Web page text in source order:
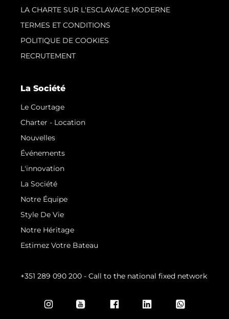
LA CHARTE SUR L'ESCLAVAGE MODERNE
TERMES ET CONDITIONS
POLITIQUE DE COOKIES
RECRUTEMENT
La Société
Le Courtage
Charter - Location
Nouvelles
Événements
L'innovation
La Société
Notre Équipe
Style De Vie
Notre Héritage
Estimez Votre Bateau
+351 289 090 200 - Call to the national fixed network